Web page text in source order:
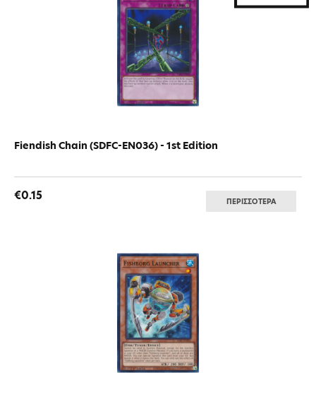
Fiendish Chain (SDFC-EN036) - 1st Edition
€0.15 ΠΕΡΙΣΣΟΤΕΡΑ